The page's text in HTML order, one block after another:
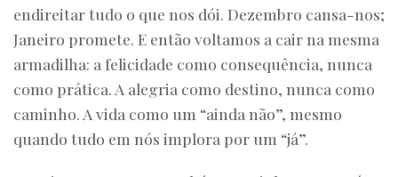
endireitar tudo o que nos dói. Dezembro cansa-nos;
Janeiro promete. E então voltamos a cair na mesma
armadilha: a felicidade como consequência, nunca
como prática. A alegria como destino, nunca como
caminho. A vida como um “ainda não”, mesmo
quando tudo em nós implora por um “já”.